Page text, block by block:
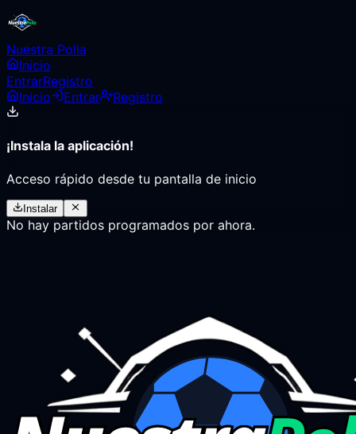
Nuestra Polla
Inicio
EntrarRegistro
Inicio
Entrar Registro
¡Instala la aplicación!
Acceso rápido desde tu pantalla de inicio
Instalar
No hay partidos programados por ahora.